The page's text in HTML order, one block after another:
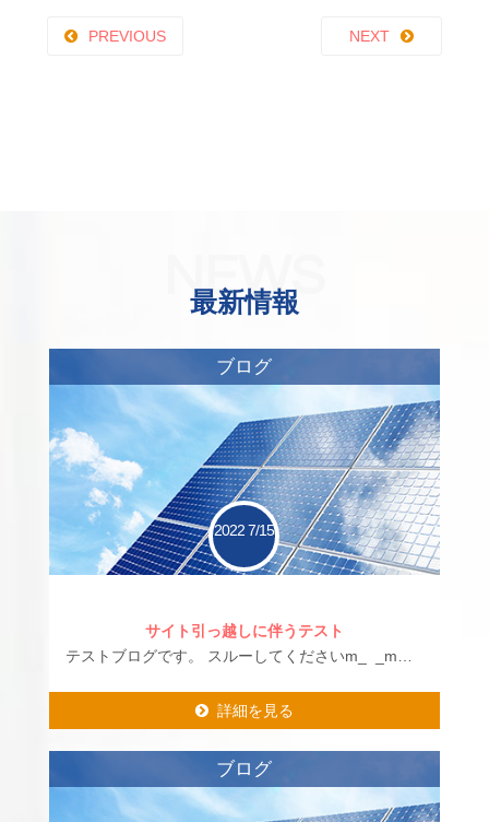
PREVIOUS NEXT
NEWS
最新情報
ブログ
2022 7/15
サイト引っ越しに伴うテスト
テストブログです。 スルーしてくださいm_ _m…
詳細を見る
詳細を見る
ブログ